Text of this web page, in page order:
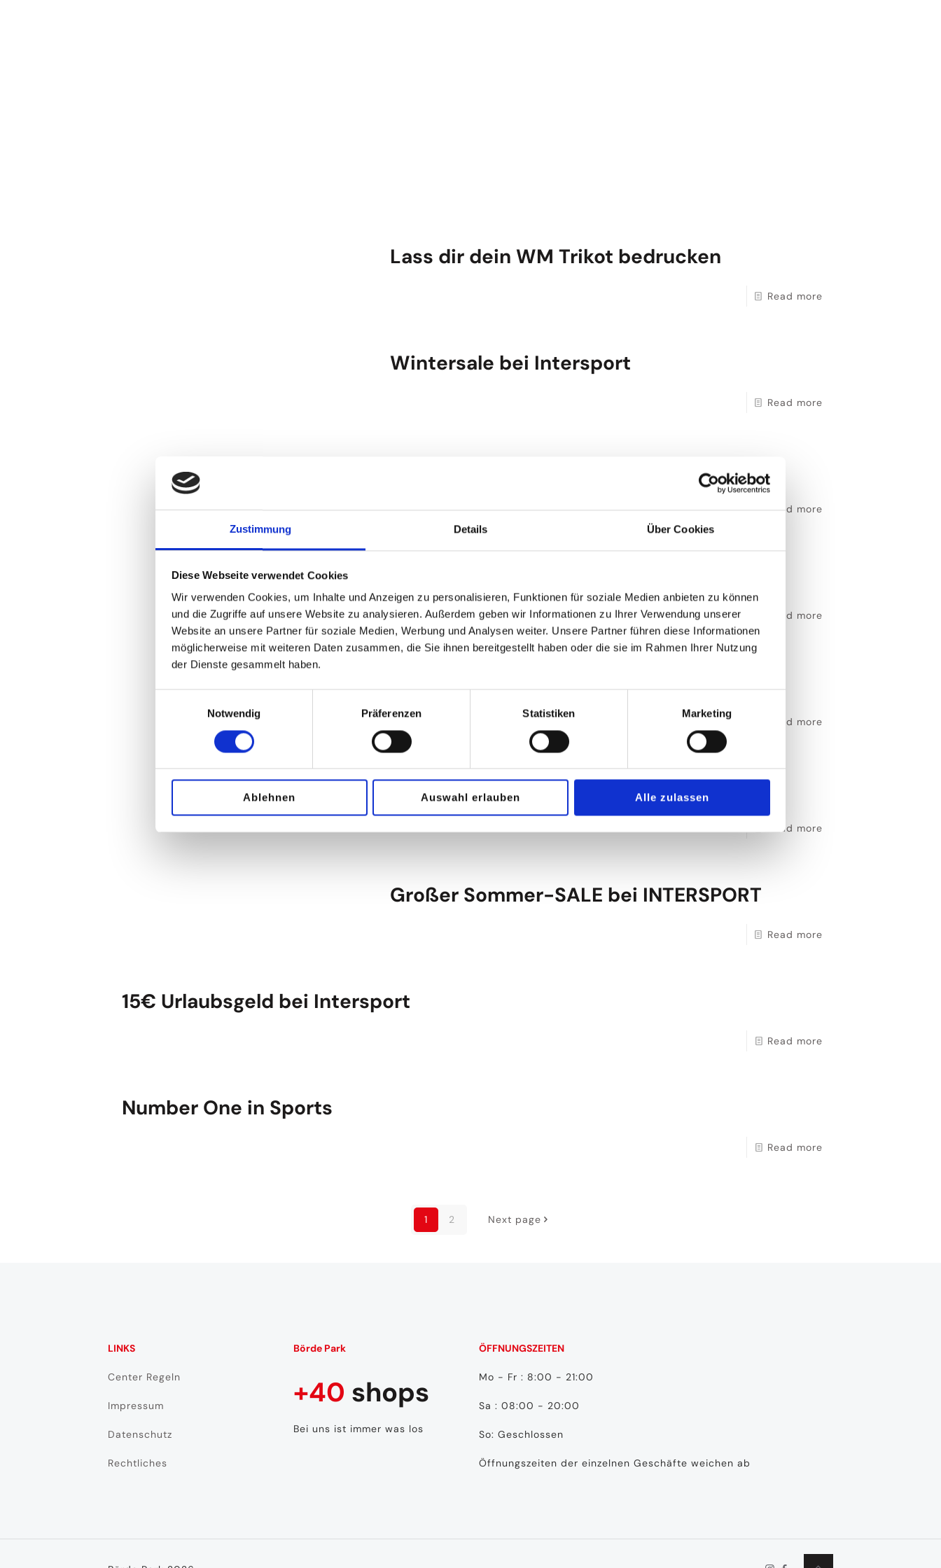
Zustimmung Details Über Cookies
Diese Webseite verwendet Cookies
Wir verwenden Cookies, um Inhalte und Anzeigen zu personalisieren, Funktionen für soziale Medien anbieten zu können
und die Zugriffe auf unsere Website zu analysieren. Außerdem geben wir Informationen zu Ihrer Verwendung unserer
Website an unsere Partner für soziale Medien, Werbung und Analysen weiter. Unsere Partner führen diese Informationen
möglicherweise mit weiteren Daten zusammen, die Sie ihnen bereitgestellt haben oder die sie im Rahmen Ihrer Nutzung
der Dienste gesammelt haben.
Notwendig
Präferenzen Statistiken Marketing
Ablehnen Auswahl erlauben Alle zulassen
Lass dir dein WM Trikot bedrucken
Read more
Wintersale bei Intersport
Read more
Der Winterprospekt von Intersport
Read more
Read more
sportlicher Herbst bei INTERSPORT
Read more
FINAL SALE bei INTERSPORT
Read more
Großer Sommer-SALE bei INTERSPORT
Read more
15€ Urlaubsgeld bei Intersport
Read more
Number One in Sports
Read more
1 2 Next page
LINKS
Center Regeln
Impressum
Datenschutz
Rechtliches
Börde Park
+40 shops
Bei uns ist immer was los
ÖFFNUNGSZEITEN
Mo - Fr : 8:00 - 21:00
Sa : 08:00 - 20:00
So: Geschlossen
Öffnungszeiten der einzelnen Geschäfte weichen ab